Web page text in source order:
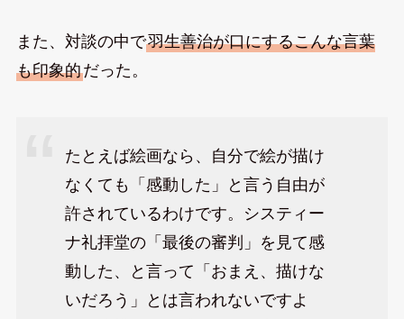
また、対談の中で羽生善治が口にするこんな言葉
も印象的だった。
たとえば絵画なら、自分で絵が描け
なくても「感動した」と言う自由が
許されているわけです。システィー
ナ礼拝堂の「最後の審判」を見て感
動した、と言って「おまえ、描けな
いだろう」とは言われないですよ